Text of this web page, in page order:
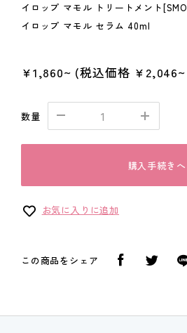
イロップ マモル トリートメント
イロップ マモル セラム 40ml
¥1,860~ (税込価格 ¥2,046~
数量
購入手続きへ
お気に入りに追加
この商品をシェア